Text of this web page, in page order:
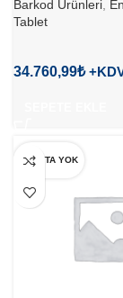
Barkod Ürünleri
Tablet
34.760,99₺
STOKTA YOK